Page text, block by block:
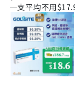
一支平均不用